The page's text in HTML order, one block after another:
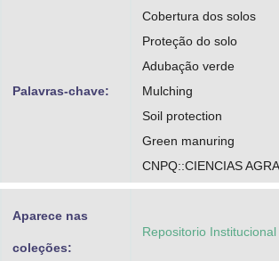
Palavras-chave:
Cobertura dos solos
Proteção do solo
Adubação verde
Mulching
Soil protection
Green manuring
CNPQ::CIENCIAS
Aparece nas
coleções:
Repositorio